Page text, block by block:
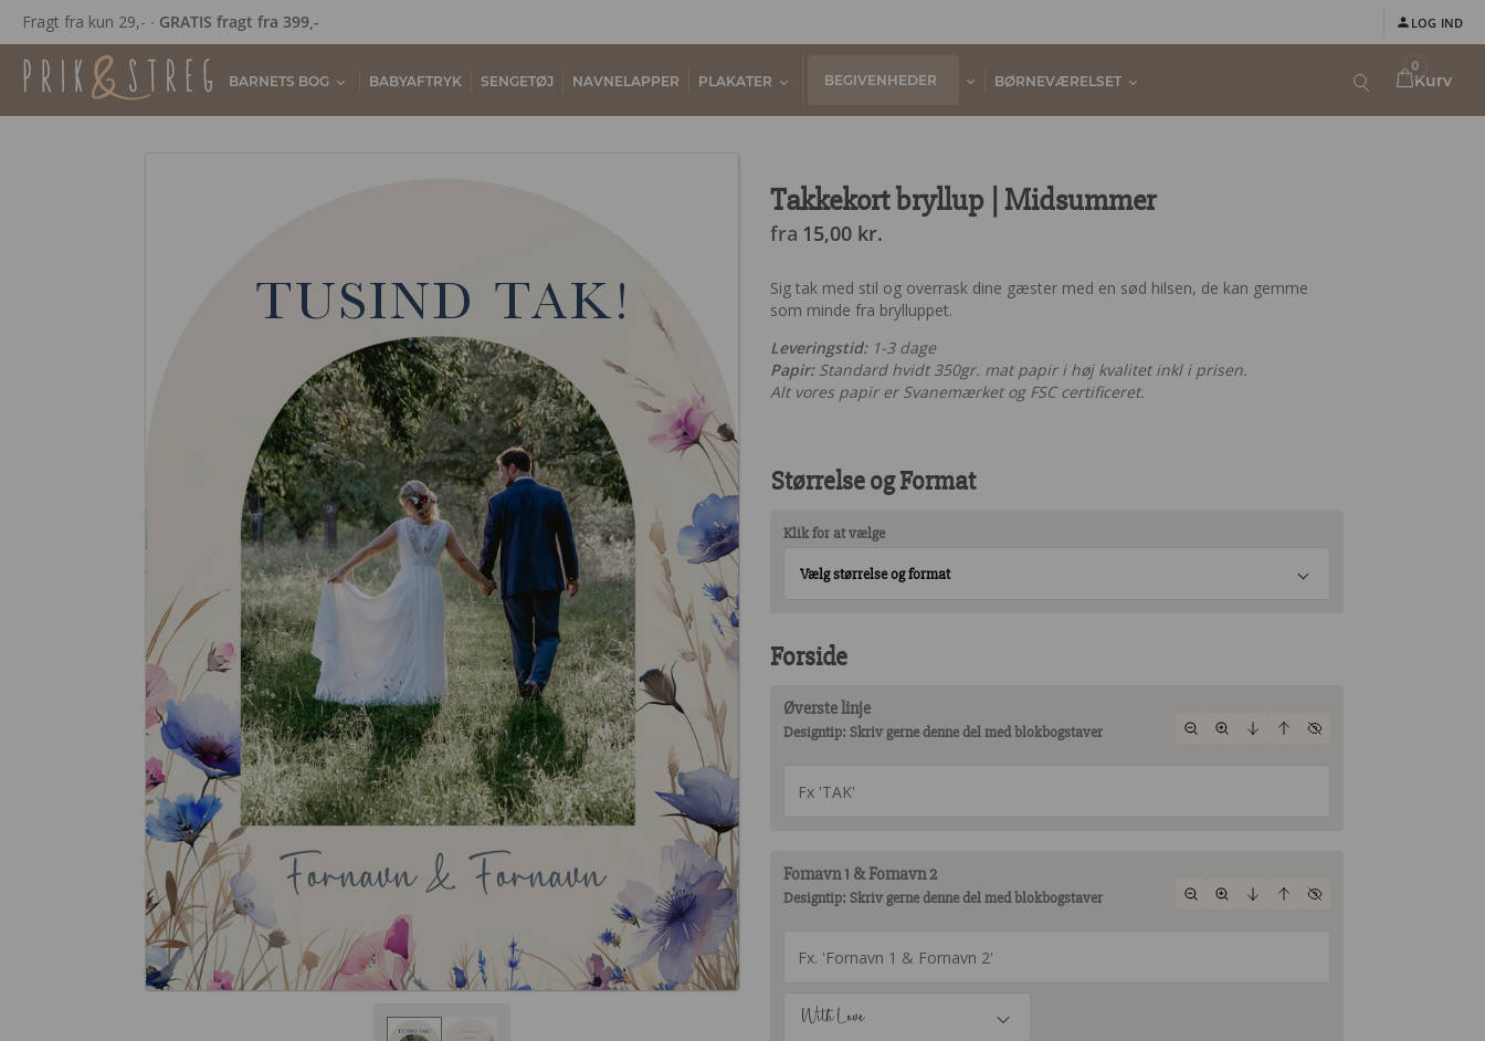
Fragt fra kun 29,- ∙ GRATIS fragt fra 399,- LOG IND
0
Kurv
BARNETS BOG BABYAFTRYK SENGETØJ NAVNELAPPER PLAKATER BEGIVENHEDER BØRNEVÆRELSET
TUSIND TAK!
Fornavn & Fornavn
Takkekort bryllup | Midsummer
fra 15,00 kr.
Sig tak med stil og overrask dine gæster med en sød hilsen, de kan gemme
som minde fra brylluppet.
Leveringstid:1-3 dage
Papir:Standard hvidt 350gr. mat papir i høj kvalitet inkl i prisen.
Alt vores papir er Svanemærket og FSC certificeret.
Størrelse og Format
Klik for at vælge
Vælg størrelse og format
Forside
Øverste linje
Designtip: Skriv gerne denne del med blokbogstaver
Fornavn 1 & Fornavn 2
Designtip: Skriv gerne denne del med blokbogstaver
With Love